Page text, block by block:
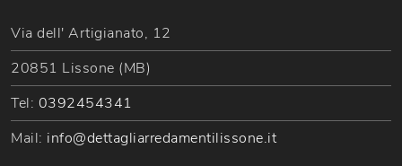
Via dell' Artigianato, 12
20851 Lissone (MB)
Tel: 0392454341
Mail: info@dettagliarredamentilissone.it